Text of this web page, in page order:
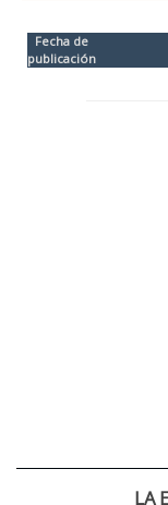
Fecha de
publicación
LA